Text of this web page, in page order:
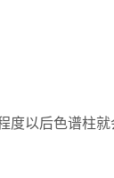
度以后色谱柱